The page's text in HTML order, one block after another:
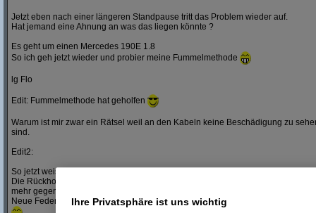
Jetzt eben nach einer längeren Standpause tritt das Problem wieder auf.
Hat jemand eine Ahnung an was das liegen könnte ?
Es geht um einen Mercedes 190E 1.8
So ich geh jetzt wieder und probier meine Fummelmethode
lg Flo
Edit: Fummelmethode hat geholfen
Warum ist mir zwar ein Rätsel weil an den Kabeln keine Beschädigung zu
sind.
Edit2:
So jetzt weiss ich was los war.
Die Rückholfeder der Drosselklappe war kaputt und dadurch wurde nicht
mehr gegen einen Endschalter gedrückt.
Neue Feder rein -> Jetzt passts wieder
Ihre Privatsphäre ist uns wichtig